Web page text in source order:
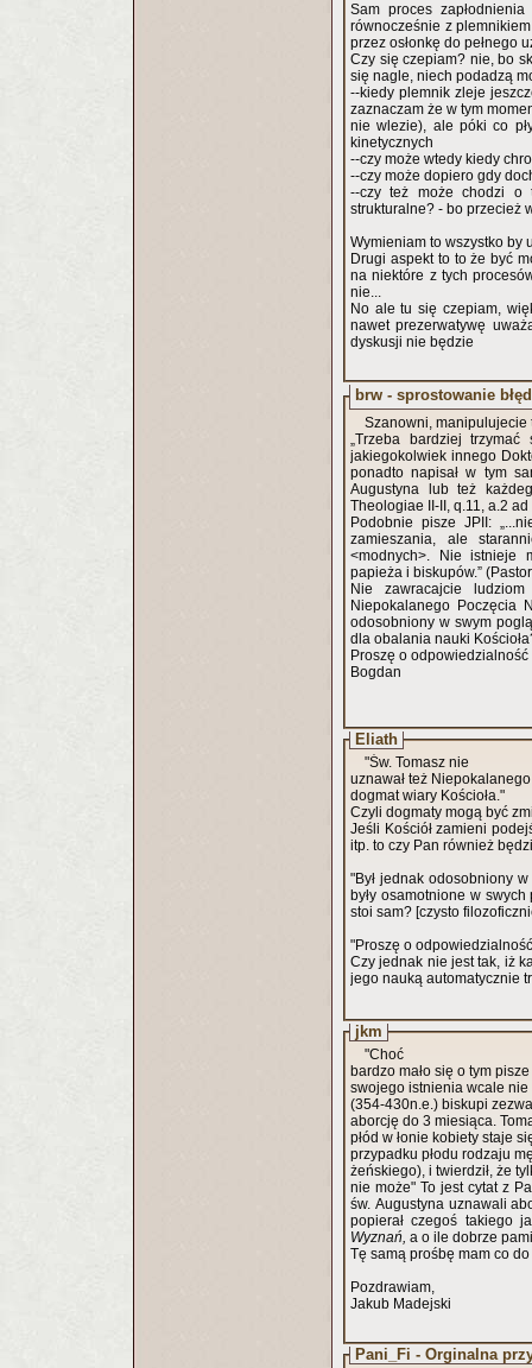
Sam proces
równocześnie z
przez osłonkę do pełnego
Czy się czepiam? nie, bo
się nagle, niech podadzą
--kiedy plemnik zleje
zaznaczam że w tym
nie wlezie), ale póki co
kinetycznych
--czy może wtedy kiedy
--czy może dopiero gdy
--czy też może chodzi o
strukturalne? - bo przecież
Wymieniam to wszystko by
Drugi aspekt to to że być
na niektóre z tych
nie...
No ale tu się czepiam,
nawet prezerwatywę
dyskusji nie będzie
brw - sprostowanie
Szanowni, manipulujecie
„Trzeba bardziej
jakiegokolwiek innego
ponadto napisał w tym
Augustyna lub też
Theologiae II-II, q.11, a.2
Podobnie pisze JPII:
zamieszania, ale
<modnych>. Nie istnieje
papieża i biskupów.”
Nie zawracajcie
Niepokalanego Poczęcia
odosobniony w swym
dla obalania nauki
Proszę o
Bogdan
Eliath
"Św. Tomasz nie
uznawał też
dogmat wiary Kościoła."
Czyli dogmaty mogą być
Jeśli Kościół zamieni
itp. to czy Pan również
"Był jednak odosobniony
były osamotnione w
stoi sam? [czysto
"Proszę o
Czy jednak nie jest tak, iż
jego nauką automatycznie
jkm
"Choć
bardzo mało się o tym
swojego istnienia wcale nie
(354-430n.e.) biskupi
aborcję do 3 miesiąca.
płód w łonie kobiety staje
przypadku płodu rodzaju
żeńskiego), i twierdził, że
nie może" To jest cytat z
św. Augustyna uznawali
popierał czegoś takiego
Wyznań, a o ile dobrze
Tę samą prośbę mam co
Pozdrawiam,
Jakub Madejski
Pani_Fi - Orginalna